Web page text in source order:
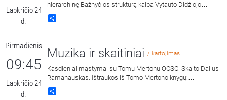
Lapkričio 24
d.
hierarchinę Bažnyčios struktūrą kalba Vytauto Didžiojo
universiteto Katalikų teologijos fakulteto dėstytojas, dr.
Artūras Lukaševičius.
Pirmadienis
09:45
Lapkričio 24
d.
Muzika ir skaitiniai / kartojimas
Kasdieniai mąstymai su Tomu Mertonu OCSO. Skaito Dalius
Ramanauskas. Ištraukos iš Tomo Mertono knygų:
„Septynaukštis kalnas“, išleido „Katalikų pasaulio leidiniai“,
2011 m. ir „Jonos ženklas“, išleido „Katalikų pasaulio leidiniai“,